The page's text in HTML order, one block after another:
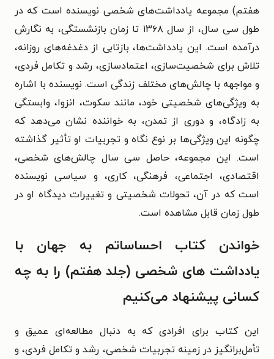
هفتم) مجموعه یادداشت‌های شخصی نویسنده است که در
طول سی سال، از سال ۱۳۶۸ تا زمان بازنشستگی، به نگارش
درآمده است. این یادداشت‌ها، بازتابی از دغدغه‌های روزانه،
تلاش برای شخصیت‌سازی، اعتمادسازی، رشد و تکامل فردی،
و مواجهه با چالش‌های مختلف زندگی است. نویسنده با اشاره
به ویژگی‌های شخصیتی خود، مانند سکوت، انزوا، وابستگی
به زادگاه، و دوری از تمدن، به خواننده نشان می‌دهد که
چگونه این ویژگی‌ها بر نوع نگاه و تجربیات او تأثیر گذاشته
است. این مجموعه، حاصل سی سال چالش‌های شخصی،
اقتصادی، اجتماعی، فرهنگی، کاری، و سیاسی نویسنده
است که در آن، تحولات شخصیتی و تغییرات دیدگاه او در
طول زمان قابل مشاهده است.
خواندن کتاب احساساتم به جهان با
یادداشت های شخصی (جلد هفتم) را به چه
کسانی پیشنهاد می‌کنیم
این کتاب برای افرادی که به دنبال مطالعه‌ای عمیق و
تأمل‌برانگیز در زمینه تجربیات شخصی، رشد و تکامل فردی، و